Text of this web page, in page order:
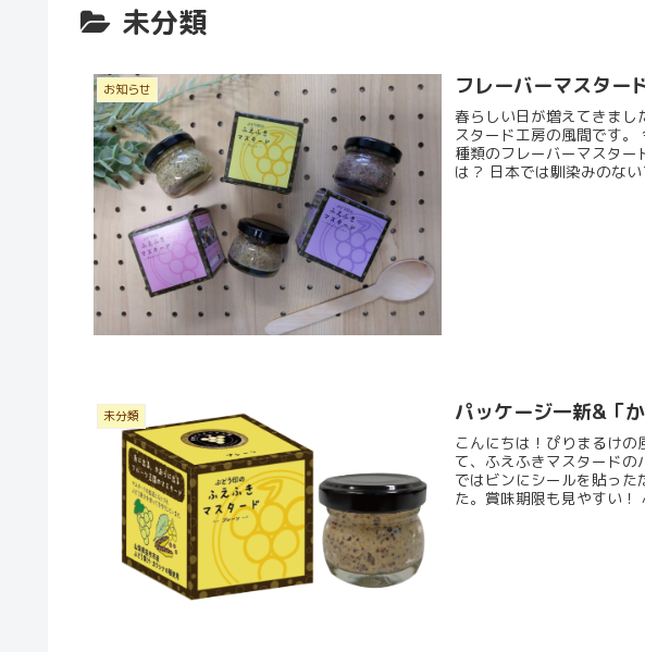
未分類
お知らせ フレーバーマスター
春らしい日が増えてきまし
スタード工房の風間です。 今日は新商品のお知らせです！ 新商品は2
種類のフレーバーマスタードです。 そもそもフレーバ
は？ 日本では馴染みのな
未分類 パッケージ一新&「
こんにちは！ぴりまるけの風間です。 覚えたて
て、ふえふきマスタードの
ではビンにシールを貼った